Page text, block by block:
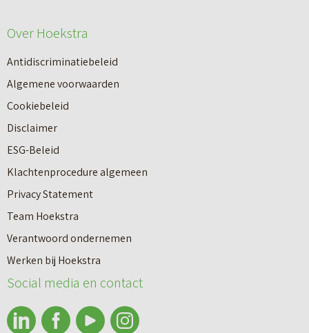
Nieuwbouw
Huren
n
n
a
a
r
e
e
n
n
i
e
u
e
u
Over Hoekstra
Antidiscriminatiebeleid
Algemene voorwaarden
Cookiebeleid
Disclaimer
ESG-Beleid
Klachtenprocedure algemeen
Privacy Statement
Team Hoekstra
Verantwoord ondernemen
Werken bij Hoekstra
Social media en contact